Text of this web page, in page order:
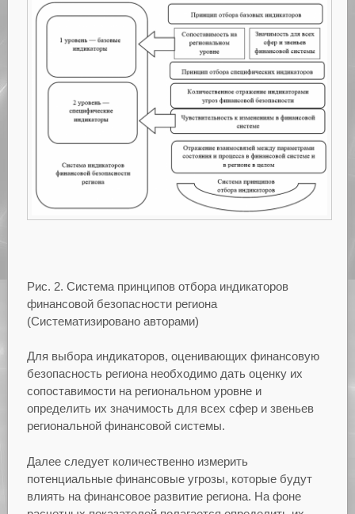
Рис. 2. Система принципов отбора индикаторов
финансовой безопасности региона
(Систематизировано авторами)
Для выбора индикаторов, оценивающих финансовую
безопасность региона необходимо дать оценку их
сопоставимости на региональном уровне и
определить их значимость для всех сфер и звеньев
региональной финансовой системы.
Далее следует количественно измерить
потенциальные финансовые угрозы, которые будут
влиять на финансовое развитие региона. На фоне